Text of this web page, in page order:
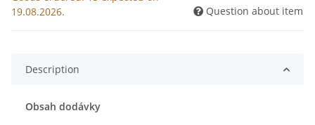
19.08.2026.
Question about item
Description
Obsah dodávky